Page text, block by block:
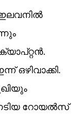
ഒഴിവാക്കി.
റോയല്‍സ്